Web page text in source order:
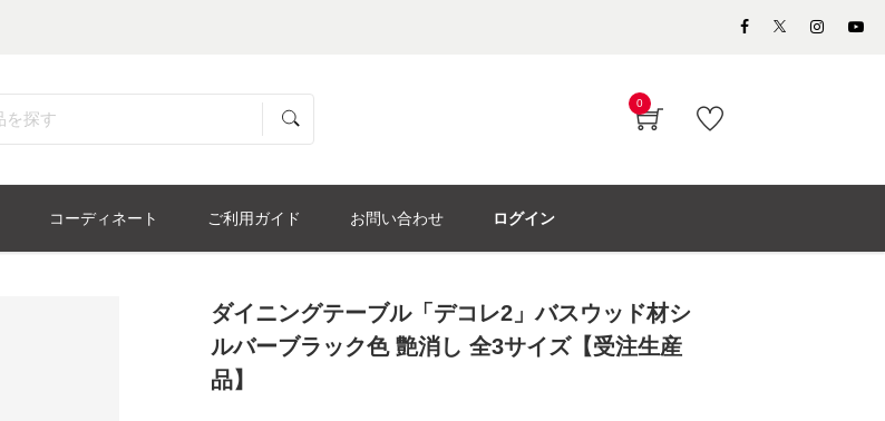
0
コーディネート ご利用ガイド お問い合わせ ログイン
ダイニングテーブル「デコレ2」バスウッド材シ
ルバーブラック色 艶消し 全3サイズ【受注生産
品】